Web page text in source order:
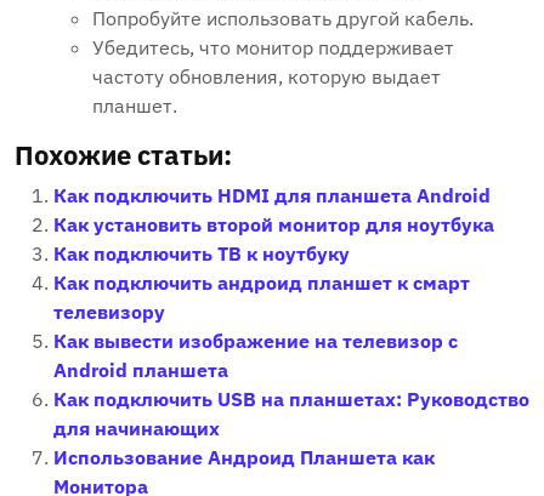
Попробуйте использовать другой кабель.
Убедитесь, что монитор поддерживает
частоту обновления, которую выдает
планшет.
Похожие статьи:
Как подключить HDMI для планшета Android
Как установить второй монитор для ноутбука
Как подключить ТВ к ноутбуку
Как подключить андроид планшет к смарт
телевизору
Как вывести изображение на телевизор с
Android планшета
Как подключить USB на планшетах: Руководство
для начинающих
Использование Андроид Планшета как
Монитора